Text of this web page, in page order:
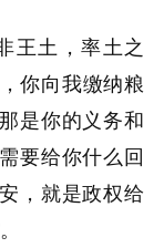
王土，率土之
你向我缴纳粮
是你的义务和
要给你什么回
，就是政权给